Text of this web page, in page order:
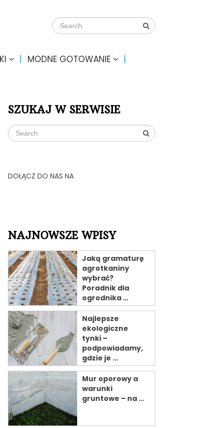
MODNE GOTOWANIE
SZUKAJ W SERWISIE
DOŁĄCZ DO NAS NA
NAJNOWSZE WPISY
Jaką gramaturę
agrotkaniny
wybrać?
Poradnik dla
ogrodnika …
Najlepsze
ekologiczne
tynki –
podpowiadamy,
gdzie je …
Mur oporowy a
warunki
gruntowe – na …